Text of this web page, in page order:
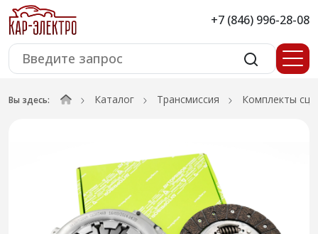
+7 (846) 996-28-08
Вы здесь: Каталог Трансмиссия Комплекты